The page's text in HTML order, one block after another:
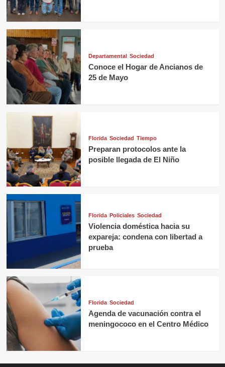
Departamental Sociedad
Conoce el Hogar de Ancianos de
25 de Mayo
Florida Sociedad Tiempo
Preparan protocolos ante la
posible llegada de El Niño
Florida Policiales Sociedad
Violencia doméstica hacia su
expareja: condena con libertad a
prueba
Florida Sociedad
Agenda de vacunación contra el
meningococo en el Centro Médico